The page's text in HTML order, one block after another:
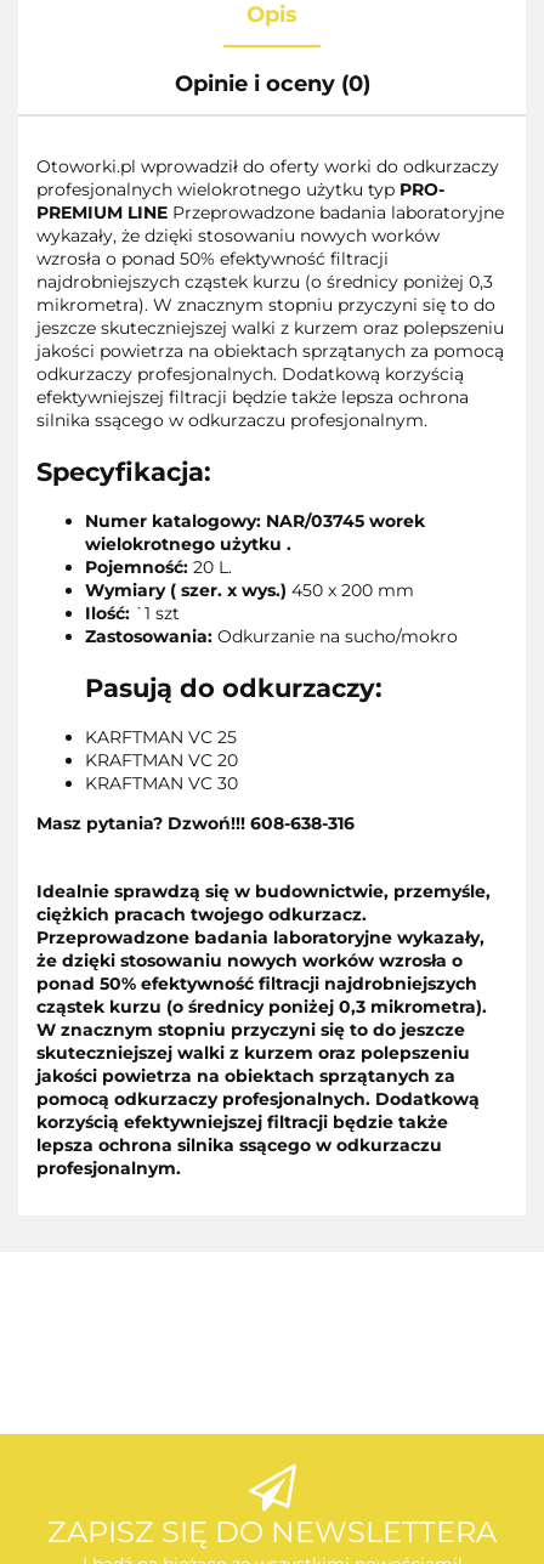
Opis
Opinie i oceny (0)
Otoworki.pl wprowadził do oferty worki do odkurzaczy
profesjonalnych wielokrotnego użytku typ PRO-
PREMIUM LINE Przeprowadzone badania laboratoryjne
wykazały, że dzięki stosowaniu nowych worków
wzrosła o ponad 50% efektywność filtracji
najdrobniejszych cząstek kurzu (o średnicy poniżej 0,3
mikrometra). W znacznym stopniu przyczyni się to do
jeszcze skuteczniejszej walki z kurzem oraz polepszeniu
jakości powietrza na obiektach sprzątanych za pomocą
odkurzaczy profesjonalnych. Dodatkową korzyścią
efektywniejszej filtracji będzie także lepsza ochrona
silnika ssącego w odkurzaczu profesjonalnym.
Specyfikacja:
Numer katalogowy: NAR/03745 worek
wielokrotnego użytku .
Pojemność: 20 L.
Wymiary ( szer. x wys.) 450 x 200 mm
Ilość: `1 szt
Zastosowania: Odkurzanie na sucho/mokro
Pasują do odkurzaczy:
KARFTMAN VC 25
KRAFTMAN VC 20
KRAFTMAN VC 30
Masz pytania? Dzwoń!!! 608-638-316
Idealnie sprawdzą się w budownictwie, przemyśle,
ciężkich pracach twojego odkurzacz.
Przeprowadzone badania laboratoryjne wykazały,
że dzięki stosowaniu nowych worków wzrosła o
ponad 50% efektywność filtracji najdrobniejszych
cząstek kurzu (o średnicy poniżej 0,3 mikrometra).
W znacznym stopniu przyczyni się to do jeszcze
skuteczniejszej walki z kurzem oraz polepszeniu
jakości powietrza na obiektach sprzątanych za
pomocą odkurzaczy profesjonalnych. Dodatkową
korzyścią efektywniejszej filtracji będzie także
lepsza ochrona silnika ssącego w odkurzaczu
profesjonalnym.
AEG
ZAPISZ SIĘ DO NEWSLETTERA